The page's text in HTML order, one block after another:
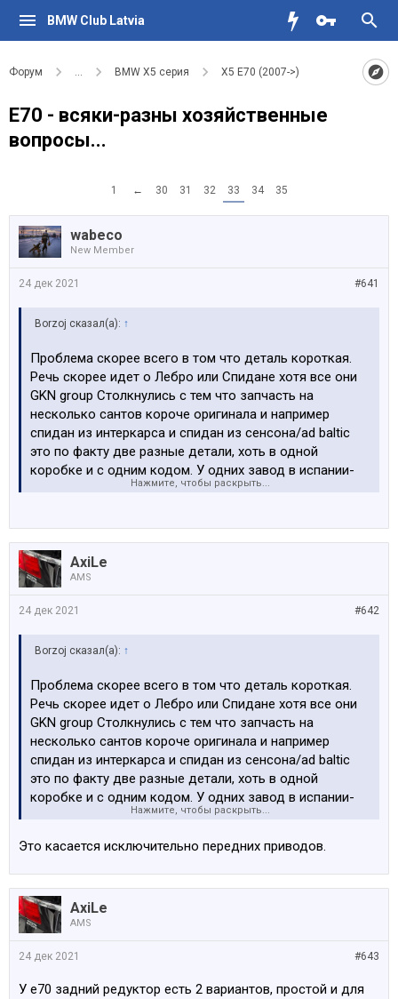
BMW Club Latvia
Форум ... BMW X5 серия X5 E70 (2007->)
E70 - всяки-разны хозяйственные
вопросы...
1 ← 30 31 32 33 34 35
wabeco
New Member
#641
24 дек 2021
Borzoj сказал(а): ↑
Проблема скорее всего в том что деталь короткая.
Речь скорее идет о Лебро или Спидане хотя все они
GKN group Столкнулись с тем что запчасть на
несколько сантов короче оригинала и например
спидан из интеркарса и спидан из сенсона/ad baltic
это по факту две разные детали, хоть в одной
коробке и с одним кодом. У одних завод в испании-
там короткая деталь, которую вырывало из
решился
Х5 Е70 брал в 2011 и с тех пор ремонтируюсь у них.
Сервис Сенсон на Браслас. Как уже говорил они мне
поменяли задний правый привод на бу (сами гдето
достали), я хотел поставить новый, но они сказали
и началось. У меня были подозрения что раз вылетает
то чтото не так с этим приводом, но в Сенсоне этого
признать не хотят, и сейчас говорят что надо менять
редуктор на усиленный и ставить с усиленными
приводами . Сам я сейчас в Брвзилии (моряк), жена за
руль боится садиться ,уже два раза на эвакуаторе
ездила обратно в Сенсон. Пожалуйста посоветуйте
мастеров кто может решить эту проблему, буду очень
благодарен
. Без авто проблематично возить
Нажмите, чтобы раскрыть...
AxiLe
AMS
#642
24 дек 2021
Borzoj сказал(а): ↑
Проблема скорее всего в том что деталь короткая.
Речь скорее идет о Лебро или Спидане хотя все они
GKN group Столкнулись с тем что запчасть на
несколько сантов короче оригинала и например
спидан из интеркарса и спидан из сенсона/ad baltic
это по факту две разные детали, хоть в одной
коробке и с одним кодом. У одних завод в испании-
там короткая деталь, которую вырывало из
решился
Посмотреть вложение 177846
Нажмите, чтобы раскрыть...
Это касается исключительно передних приводов.
AxiLe
AMS
#643
24 дек 2021
У е70 задний редуктор есть 2 вариантов, простой и для